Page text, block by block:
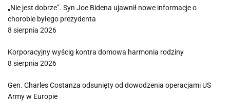
„Nie jest dobrze”. Syn Joe Bidena ujawnił nowe informacje o
chorobie byłego prezydenta
8 sierpnia 2026
Korporacyjny wyścig kontra domowa harmonia rodziny
8 sierpnia 2026
Gen. Charles Costanza odsunięty od dowodzenia operacjami US
Army w Europie